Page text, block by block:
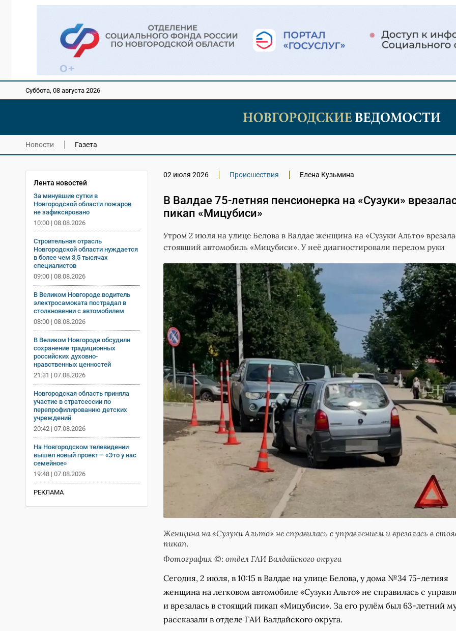
Суббота, 08 августа 2026
Новости Газета
Лента новостей
За минувшие сутки в
Новгородской области пожаров
не зафиксировано
10:00 | 08.08.2026
Строительная отрасль
Новгородской области нуждается
в более чем 3,5 тысячах
специалистов
09:00 | 08.08.2026
В Великом Новгороде водитель
электросамоката пострадал в
столкновении с автомобилем
08:00 | 08.08.2026
В Великом Новгороде обсудили
сохранение традиционных
российских духовно-
нравственных ценностей
21:31 | 07.08.2026
Новгородская область приняла
участие в стратсессии по
перепрофилированию детских
учреждений
20:42 | 07.08.2026
На Новгородском телевидении
вышел новый проект – «Это у нас
семейное»
19:48 | 07.08.2026
РЕКЛАМА
02 июля 2026 Происшествия Елена Кузьмина
В Валдае 75-летняя пенсионерка на «Сузуки»
пикап «Мицубиси»
Утром 2 июля на улице Белова в Валдае женщина на «Сузуки Альто»
стоявший автомобиль «Мицубиси». У неё диагностировали перелом руки
Женщина на «Сузуки Альто» не справилась с управлением и врезалась в
пикап.
Фотография ©: отдел ГАИ Валдайского округа
Сегодня, 2 июля, в 10:15 в Валдае на улице Белова, у дома №34 75-летняя
женщина на легковом автомобиле «Сузуки Альто» не справилась с
и врезалась в стоящий пикап «Мицубиси». За его рулём был 63-летний
рассказали в отделе ГАИ Валдайского округа.